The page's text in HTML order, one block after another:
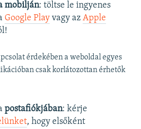
mobilján: töltse le ingyenes
Google Playvagy az Apple
érdekében a weboldal egyes
csak korlátozottan érhetők
postafiókjában: kérje
, hogy elsőként